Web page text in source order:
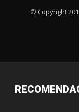
© Copyright